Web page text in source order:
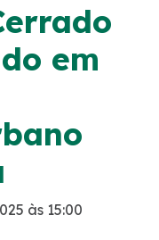
em
às 15:00